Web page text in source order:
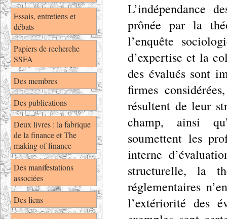
Essais, entretiens et
débats
Papiers de recherche
SSFA
Des membres
Des publications
Deux livres : la fabrique
de la finance et The
making of finance
Des manifestations
associées
Des liens
L’indépendance
prônée par la
l’enquête
d’expertise et la
des évalués sont
firmes
résultent de leur
champ, ainsi
soumettent les
interne
structurelle, la
réglementaires
l’extériorité des